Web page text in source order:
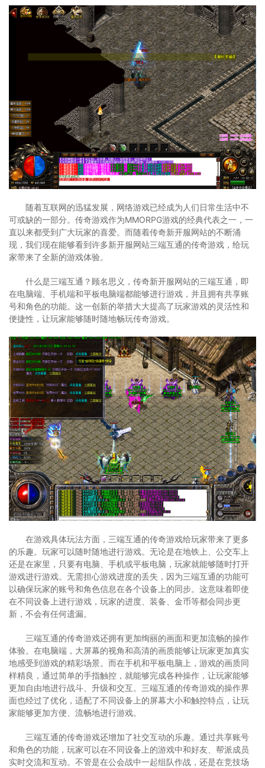
随着互联网的迅猛发展，网络游戏已经成为人们日常生活中不
可或缺的一部分。传奇游戏作为MMORPG游戏的经典代表之一，一
直以来都受到广大玩家的喜爱。而随着传奇新开服网站的不断涌
现，我们现在能够看到许多新开服网站三端互通的传奇游戏，给玩
家带来了全新的游戏体验。
什么是三端互通？顾名思义，传奇新开服网站的三端互通，即
在电脑端、手机端和平板电脑端都能够进行游戏，并且拥有共享账
号和角色的功能。这一创新的举措大大提高了玩家游戏的灵活性和
便捷性，让玩家能够随时随地畅玩传奇游戏。
在游戏具体玩法方面，三端互通的传奇游戏给玩家带来了更多
的乐趣。玩家可以随时随地进行游戏。无论是在地铁上、公交车上
还是在家里，只要有电脑、手机或平板电脑，玩家就能够随时打开
游戏进行游戏。无需担心游戏进度的丢失，因为三端互通的功能可
以确保玩家的账号和角色信息在各个设备上的同步。这意味着即使
在不同设备上进行游戏，玩家的进度、装备、金币等都会同步更
新，不会有任何遗漏。
三端互通的传奇游戏还拥有更加绚丽的画面和更加流畅的操作
体验。在电脑端，大屏幕的视角和高清的画质能够让玩家更加真实
地感受到游戏的精彩场景。而在手机和平板电脑上，游戏的画质同
样精良，通过简单的手指触控，就能够完成各种操作，让玩家能够
更加自由地进行战斗、升级和交互。三端互通的传奇游戏的操作界
面也经过了优化，适配了不同设备上的屏幕大小和触控特点，让玩
家能够更加方便、流畅地进行游戏。
三端互通的传奇游戏还增加了社交互动的乐趣。通过共享账号
和角色的功能，玩家可以在不同设备上的游戏中和好友、帮派成员
实时交流和互动。不管是在公会战中一起组队作战，还是在竞技场